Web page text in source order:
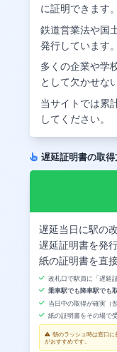
に証明できます
鉄道営業法や国
発行しています
多くの企業や学
として欠かせな
当サイトでは累
してください。
遅延証明書の取得
遅延当日に駅の
遅延証明書を発
紙の証明書を直
改札口で駅員に「遅延
乗車駅でも降車駅でも
当日中の取得が確実（
紙の証明書をその場で
朝のラッシュ時は窓口に
がおすすめです。